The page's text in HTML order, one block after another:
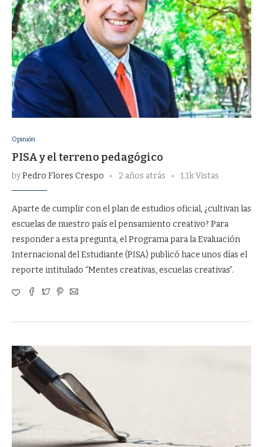
Opinión
PISA y el terreno pedagógico
byPedro Flores Crespo 2 años atrás 1.1k Vistas
Aparte de cumplir con el plan de estudios oficial, ¿cultivan las
escuelas de nuestro país el pensamiento creativo? Para
responder a esta pregunta, el Programa para la Evaluación
Internacional del Estudiante (PISA) publicó hace unos días el
reporte intitulado “Mentes creativas, escuelas creativas”.